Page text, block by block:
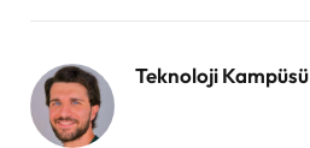
Teknoloji Kampüsü